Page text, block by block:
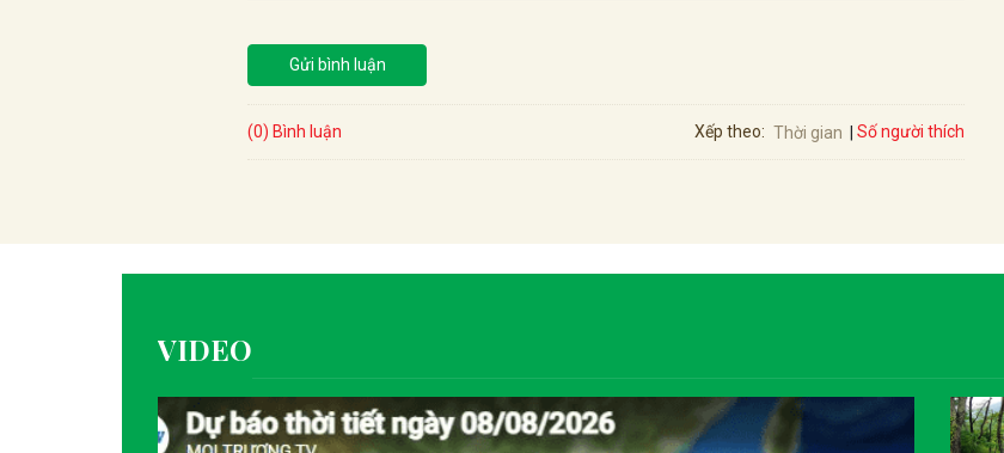
Gửi bình luận
(0) Bình luận Xếp theo: Thời gian Số người thích
VIDEO